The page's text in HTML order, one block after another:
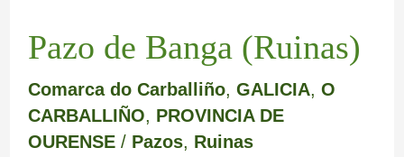
Pazo de Banga (Ruinas)
Comarca do Carballiño, GALICIA, O
CARBALLIÑO, PROVINCIA DE
OURENSE/ Pazos, Ruinas